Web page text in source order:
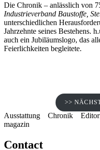
Die Chronik – anlässlich von
Industrieverband Baustoffe,
unterschiedlichen
Jahrzehnte seines Bestehens.
auch ein Jubiläumslogo, das
Feierlichkeiten begleitete.
>>
Ausstattung Chronik
magazin
Contact